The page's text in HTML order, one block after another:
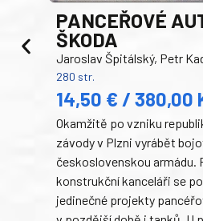
PANCEŘOVÉ
ŠKODA
Jaroslav Špitálský, Petr
280 str.
14,50 € / 380,00
Okamžitě po vzniku
závody v Plzni vyrábět
československou armádu.
konstrukční kanceláři se
jedinečné projekty